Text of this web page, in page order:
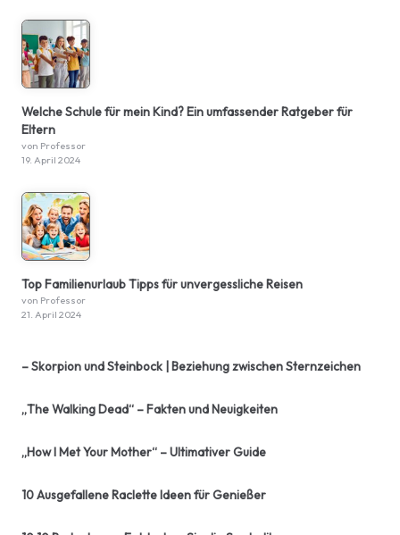
Welche Schule für mein Kind? Ein umfassender Ratgeber für
Eltern
von Professor
19. April 2024
Top Familienurlaub Tipps für unvergessliche Reisen
von Professor
21. April 2024
– Skorpion und Steinbock | Beziehung zwischen Sternzeichen
„The Walking Dead“ – Fakten und Neuigkeiten
„How I Met Your Mother“ – Ultimativer Guide
10 Ausgefallene Raclette Ideen für Genießer